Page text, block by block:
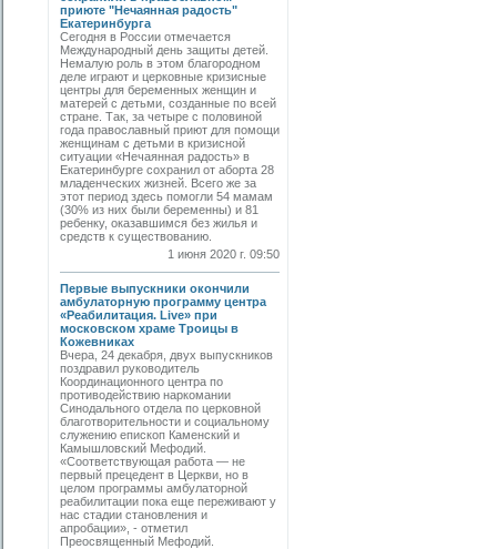
приюте "Нечаянная радость"
Екатеринбурга
Сегодня в России отмечается
Международный день защиты детей.
Немалую роль в этом благородном
деле играют и церковные кризисные
центры для беременных женщин и
матерей с детьми, созданные по всей
стране. Так, за четыре с половиной
года православный приют для помощи
женщинам с детьми в кризисной
ситуации «Нечаянная радость» в
Екатеринбурге сохранил от аборта 28
младенческих жизней. Всего же за
этот период здесь помогли 54 мамам
(30% из них были беременны) и 81
ребенку, оказавшимся без жилья и
средств к существованию.
1 июня 2020 г. 09:50
Первые выпускники окончили
амбулаторную программу центра
«Реабилитация. Live» при
московском храме Троицы в
Кожевниках
Вчера, 24 декабря, двух выпускников
поздравил руководитель
Координационного центра по
противодействию наркомании
Синодального отдела по церковной
благотворительности и социальному
служению епископ Каменский и
Камышловский Мефодий.
«Соответствующая работа — не
первый прецедент в Церкви, но в
целом программы амбулаторной
реабилитации пока еще переживают у
нас стадии становления и
апробации», - отметил
Преосвященный Мефодий.